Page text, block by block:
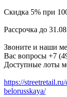
Скидка 5% при
Рассрочка до
Звоните и наши
Вас вопросы +7
Доступные лоты
https://
belorusskaya/